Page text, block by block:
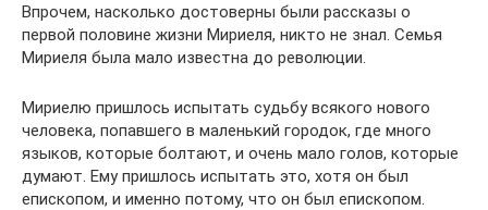
Впрочем, насколько достоверны были рассказы о
первой половине жизни Мириеля, никто не знал. Семья
Мириеля была мало известна до революции.
Мириелю пришлось испытать судьбу всякого нового
человека, попавшего в маленький городок, где много
языков, которые болтают, и очень мало голов, которые
думают. Ему пришлось испытать это, хотя он был
епископом, и именно потому, что он был епископом.